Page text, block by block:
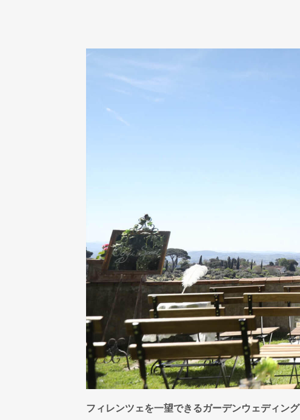
フィレンツェを一望できるガーデンウェディング